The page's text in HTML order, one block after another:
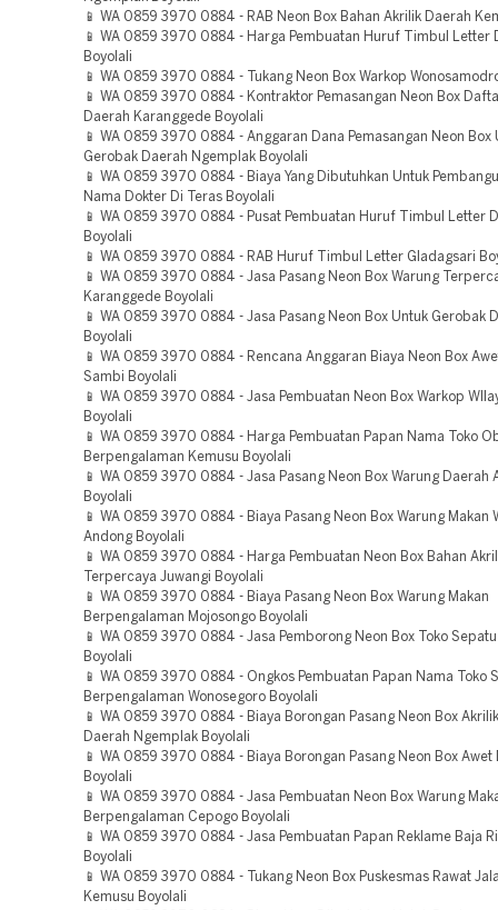
📱 WA 0859 3970 0884 - RAB Neon Box Bahan Akrilik Daerah
📱 WA 0859 3970 0884 - Harga Pembuatan Huruf Timbul Letter
Boyolali
📱 WA 0859 3970 0884 - Tukang Neon Box Warkop
📱 WA 0859 3970 0884 - Kontraktor Pemasangan Neon Box
Daerah Karanggede Boyolali
📱 WA 0859 3970 0884 - Anggaran Dana Pemasangan Neon Box
Gerobak Daerah Ngemplak Boyolali
📱 WA 0859 3970 0884 - Biaya Yang Dibutuhkan Untuk
Nama Dokter Di Teras Boyolali
📱 WA 0859 3970 0884 - Pusat Pembuatan Huruf Timbul Letter
Boyolali
📱 WA 0859 3970 0884 - RAB Huruf Timbul Letter Gladagsari
📱 WA 0859 3970 0884 - Jasa Pasang Neon Box Warung
Karanggede Boyolali
📱 WA 0859 3970 0884 - Jasa Pasang Neon Box Untuk Gerobak
Boyolali
📱 WA 0859 3970 0884 - Rencana Anggaran Biaya Neon Box
Sambi Boyolali
📱 WA 0859 3970 0884 - Jasa Pembuatan Neon Box Warkop
Boyolali
📱 WA 0859 3970 0884 - Harga Pembuatan Papan Nama Toko
Berpengalaman Kemusu Boyolali
📱 WA 0859 3970 0884 - Jasa Pasang Neon Box Warung Daerah
Boyolali
📱 WA 0859 3970 0884 - Biaya Pasang Neon Box Warung Makan
Andong Boyolali
📱 WA 0859 3970 0884 - Harga Pembuatan Neon Box Bahan
Terpercaya Juwangi Boyolali
📱 WA 0859 3970 0884 - Biaya Pasang Neon Box Warung Makan
Berpengalaman Mojosongo Boyolali
📱 WA 0859 3970 0884 - Jasa Pemborong Neon Box Toko
Boyolali
📱 WA 0859 3970 0884 - Ongkos Pembuatan Papan Nama Toko
Berpengalaman Wonosegoro Boyolali
📱 WA 0859 3970 0884 - Biaya Borongan Pasang Neon Box
Daerah Ngemplak Boyolali
📱 WA 0859 3970 0884 - Biaya Borongan Pasang Neon Box Awet
Boyolali
📱 WA 0859 3970 0884 - Jasa Pembuatan Neon Box Warung
Berpengalaman Cepogo Boyolali
📱 WA 0859 3970 0884 - Jasa Pembuatan Papan Reklame Baja
Boyolali
📱 WA 0859 3970 0884 - Tukang Neon Box Puskesmas Rawat
Kemusu Boyolali